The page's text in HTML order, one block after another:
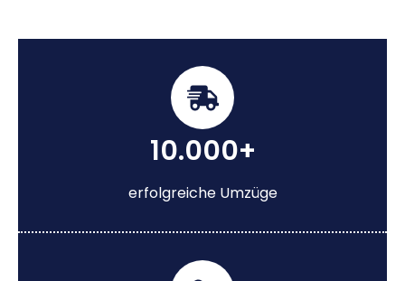
10.000+
erfolgreiche Umzüge